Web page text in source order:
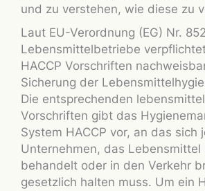
und zu verstehen, wie diese zu
Laut EU-Verordnung (EG) Nr.
Lebensmittelbetriebe
HACCP Vorschriften
Sicherung der
Die entsprechenden
Vorschriften gibt das
System HACCP vor, an das sich
Unternehmen, das Lebensmittel
behandelt oder in den Verkehr
gesetzlich halten muss. Um ein